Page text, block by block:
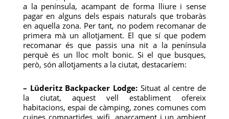
a la península, acampant de forma lliure i sense
pagar en alguns dels espais naturals que trobaràs
en aquella zona. Per tant, no podem recomanar de
primera mà un allotjament. El que sí que podem
recomanar és que passis una nit a la península
perquè és un lloc molt bonic. Si el que busques,
però, són allotjaments a la ciutat, destacaríem:
– Lüderitz Backpacker Lodge: Situat al centre de
la ciutat, aquest vell establiment ofereix
habitacions, espai de càmping, zones comunes com
cuines compartides, wifi, aparcament i un ambient